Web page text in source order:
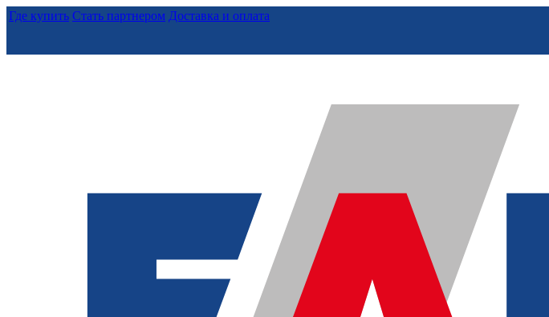
Где купить Стать партнером Доставка и оплата